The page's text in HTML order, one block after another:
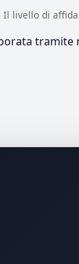
Il livello di